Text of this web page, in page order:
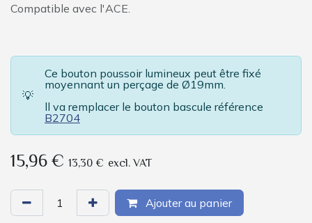
Compatible avec l'ACE.
💡
Ce bouton poussoir lumineux peut être fixé
moyennant un perçage de Ø19mm.
ll va remplacer le bouton bascule référence
B2704
15,96€ 13,30 € excl. VAT
Ajouter au panier